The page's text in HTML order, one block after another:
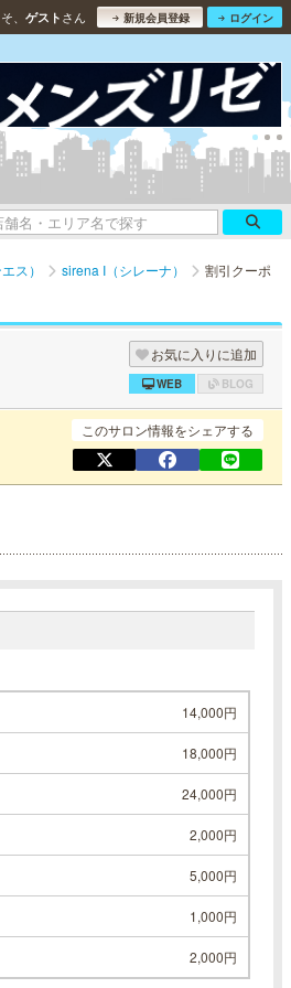
、 ゲスト さん 新規会員登録 ログイン
ス） sirena I（シレーナ） 割引クーポ
お気に入りに追加
WEB BLOG
このサロン情報をシェアする
14,000円
18,000円
24,000円
2,000円
5,000円
1,000円
2,000円